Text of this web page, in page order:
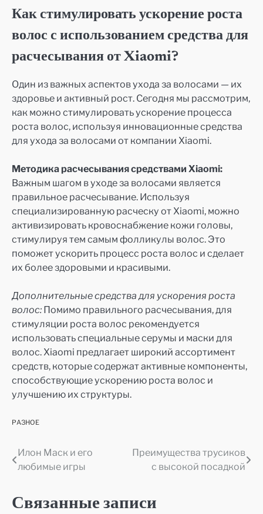
Как стимулировать ускорение роста
волос с использованием средства для
расчесывания от Xiaomi?
Один из важных аспектов ухода за волосами — их
здоровье и активный рост. Сегодня мы рассмотрим,
как можно стимулировать ускорение процесса
роста волос, используя инновационные средства
для ухода за волосами от компании Xiaomi.
Методика расчесывания средствами Xiaomi:
Важным шагом в уходе за волосами является
правильное расчесывание. Используя
специализированную расческу от Xiaomi, можно
активизировать кровоснабжение кожи головы,
стимулируя тем самым фолликулы волос. Это
поможет ускорить процесс роста волос и сделает
их более здоровыми и красивыми.
Дополнительные средства для ускорения роста
волос: Помимо правильного расчесывания, для
стимуляции роста волос рекомендуется
использовать специальные серумы и маски для
волос. Xiaomi предлагает широкий ассортимент
средств, которые содержат активные компоненты,
способствующие ускорению роста волос и
улучшению их структуры.
РАЗНОЕ
Навигация
записям
Илон Маск и его
любимые игры
Преимущества трусиков
с высокой посадкой
Связанные записи